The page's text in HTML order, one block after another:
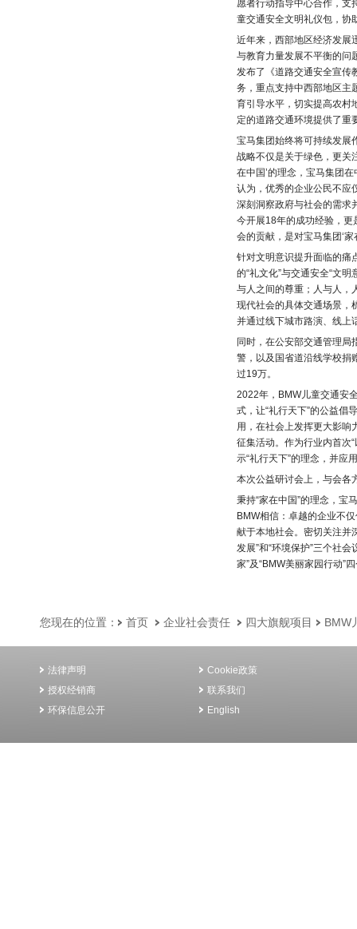
愿者行动指导中心合作，支
童交通安全文明礼仪包，协
近年来，西部地区经济发展
与教育力量发展不平衡的问
发布了《道路交通安全宣传
务，重点支持中西部地区主
育引导水平，切实提高农村
定的道路交通环境提供了重
宝马集团始终将可持续发展
战略不仅是关于绿色，更关
在中国’的理念，宝马集团
认为，优秀的企业公民不应
深刻洞察政府与社会的需求
今开展18年的成功经验，更
会的贡献，是对宝马集团‘家
针对文明意识提升面临的痛
的“礼文化”与交通安全“文明
与人之间的尊重；人与人，
现代社会的具体交通场景，
并通过线下城市路演、线上
同时，在公安部交通管理局
警，以及国省道沿线学校捐
过19万。
2022年，BMW儿童交通安
式，让“礼行天下”的公益倡
用，在社会上发挥更大影响
征集活动。作为行业内首次
示“礼行天下”的理念，并应
本次公益研讨会上，与会各
秉持“家在中国”的理念，宝
BMW相信：卓越的企业不
献于本地社会。密切关注并
发展”和“环境保护”三个社
家”及“BMW美丽家园行动”
您现在的位置： 首页 企业社会责任 四大旗舰项目 BMW
法律声明
Cookie政策
授权经销商
联系我们
环保信息公开
English